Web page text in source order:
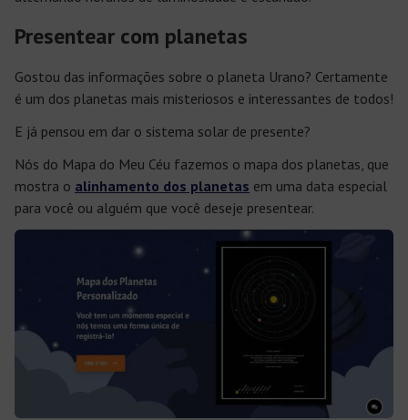
Presentear com planetas
Gostou das informações sobre o planeta Urano? Certamente
é um dos planetas mais misteriosos e interessantes de todos!
E já pensou em dar o sistema solar de presente?
Nós do Mapa do Meu Céu fazemos o mapa dos planetas, que
mostra o alinhamento dos planetas em uma data especial
para você ou alguém que você deseje presentear.